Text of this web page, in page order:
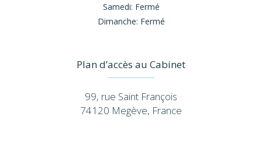
Samedi: Fermé
Dimanche: Fermé
Plan d’accès au Cabinet
99, rue Saint François
74120 Megève, France